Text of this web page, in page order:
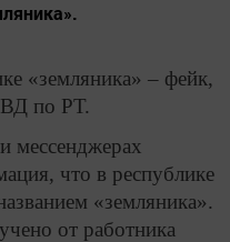
«земляника» – фейк,
по РТ.
мессенджерах
что в республике
«земляника».
от работника